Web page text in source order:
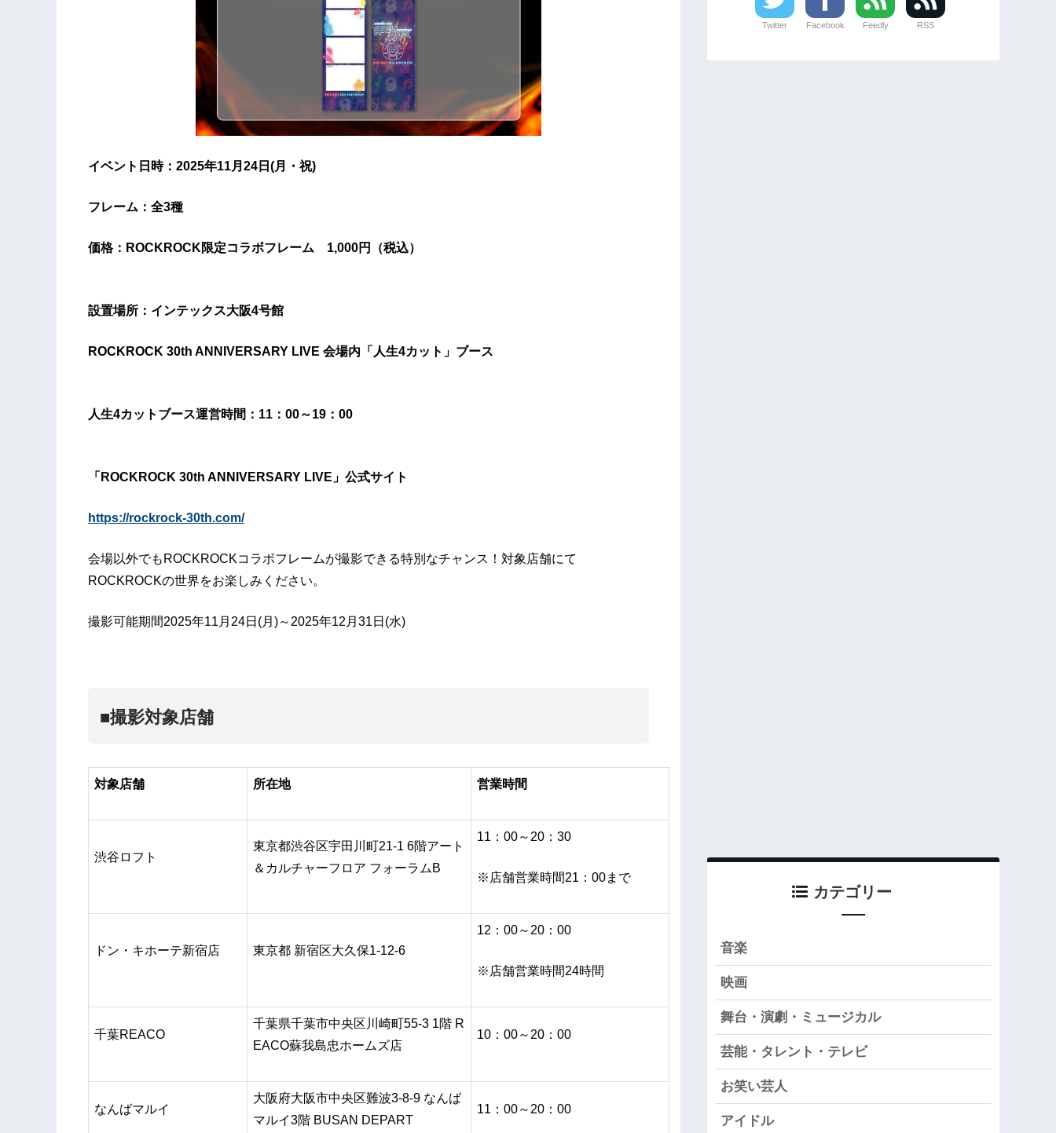
イベント日時：2025年11月24日(月・祝)
フレーム：全3種
価格：ROCKROCK限定コラボフレーム 1,000円（税込）
設置場所：インテックス大阪4号館
ROCKROCK 30th ANNIVERSARY LIVE 会場内「人生4カット」ブース
人生4カットブース運営時間：11：00～19：00
「ROCKROCK 30th ANNIVERSARY LIVE」公式サイト
https://rockrock-30th.com/
会場以外でもROCKROCKコラボフレームが撮影できる特別なチャンス！対象店舗にて
ROCKROCKの世界をお楽しみください。
撮影可能期間2025年11月24日(月)～2025年12月31日(水)
■撮影対象店舗
対象店舗 所在地 営業時間
渋谷ロフト
東京都渋谷区宇田川町21-1 6階アート
＆カルチャーフロア フォーラムB
11：00～20：30
※店舗営業時間21：00まで
ドン・キホーテ新宿店 東京都 新宿区大久保1-12-6
12：00～20：00
※店舗営業時間24時間
千葉REACO
千葉県千葉市中央区川崎町55-3 1階 R
EACO蘇我島忠ホームズ店
10：00～20：00
なんばマルイ
大阪府大阪市中央区難波3-8-9 なんば
マルイ3階 BUSAN DEPART
11：00～20：00
Twitter Facebook Feedly RSS
カテゴリー
音楽
映画
舞台・演劇・ミュージカル
芸能・タレント・テレビ
お笑い芸人
アイドル